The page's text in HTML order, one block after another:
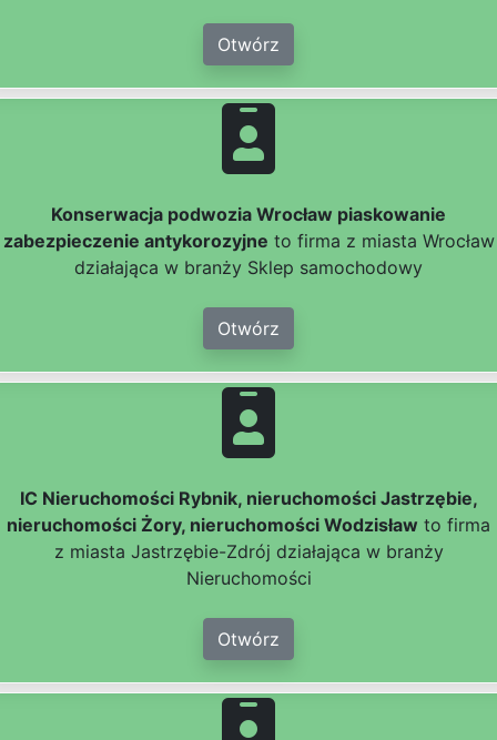
Otwórz
Konserwacja podwozia Wrocław piaskowanie
zabezpieczenie antykorozyjne to firma z miasta Wrocław
działająca w branży Sklep samochodowy
Otwórz
IC Nieruchomości Rybnik, nieruchomości Jastrzębie,
nieruchomości Żory, nieruchomości Wodzisław to firma
z miasta Jastrzębie-Zdrój działająca w branży
Nieruchomości
Otwórz